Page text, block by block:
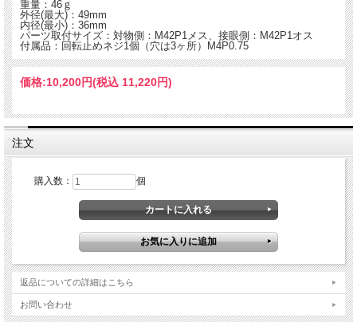
重量：46ｇ
外径(最大)：49mm
内径(最小)：36mm
パーツ取付サイズ：対物側：M42P1メス、接眼側：M42P1オス
付属品：回転止めネジ1個（穴は3ヶ所）M4P0.75
価格:10,200円(税込 11,220円)
注文
購入数： 個
返品についての詳細はこちら
お問い合わせ